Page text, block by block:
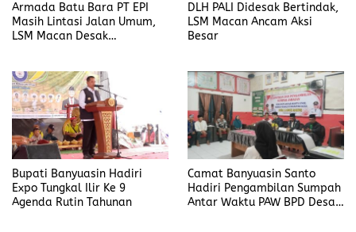
Armada Batu Bara PT EPI
Masih Lintasi Jalan Umum,
LSM Macan Desak
DLH PALI Didesak Bertindak,
LSM Macan Ancam Aksi
Besar
Bupati Banyuasin Hadiri
Expo Tungkal Ilir Ke 9
Agenda Rutin Tahunan
Camat Banyuasin Santo
Hadiri Pengambilan Sumpah
Antar Waktu PAW BPD Desa